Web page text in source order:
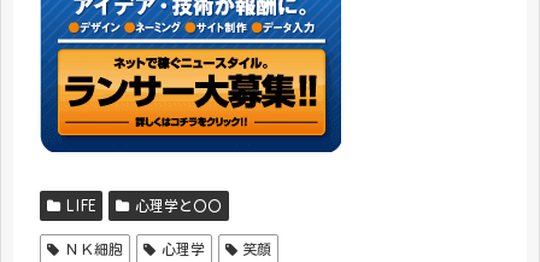
LIFE 心理学と〇〇
ＮＫ細胞 心理学 笑顔